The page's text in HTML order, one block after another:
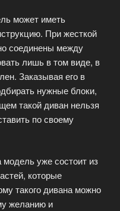
может иметь
При жесткой
соединены между
лишь в том виде, в
Заказывая его в
нужные блоки,
такой диван нельзя
по своему
уже состоит из
которые
такого дивана можно
желанию и